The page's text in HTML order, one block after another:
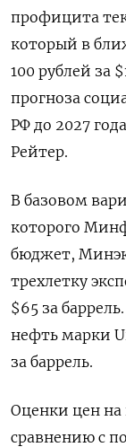
профицита
который в
100 рублей за
прогноза
РФ до 2027
Рейтер.
В базовом
которого
бюджет,
трехлетку
$65 за
нефть марки
за баррель.
Оценки цен
сравнению с